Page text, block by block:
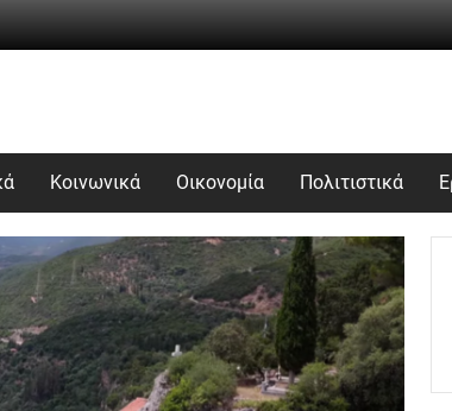
Κοινωνικά Οικονομία Πολιτιστικά